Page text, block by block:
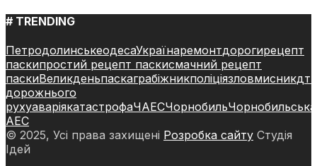
# TRENDING
ПетродолинськеодесаУкраїнаремонтдорогирецепт
паскипростий рецепт паскисмачний рецепт
паскиВеликденьпаскаграбіжникполіціязловмисникдтп
дорожнього
рухуаваріякатастрофаЧАЕСЧорнобильЧорнобильська
АЕС
© 2025, Усі права захищені Розробка сайту Студія
Ідей